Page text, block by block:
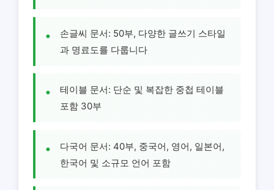
손글씨 문서: 50부, 다양한 글쓰기 스타일
과 명료도를 다룹니다
테이블 문서: 단순 및 복잡한 중첩 테이블
포함 30부
다국어 문서: 40부, 중국어, 영어, 일본어,
한국어 및 소규모 언어 포함